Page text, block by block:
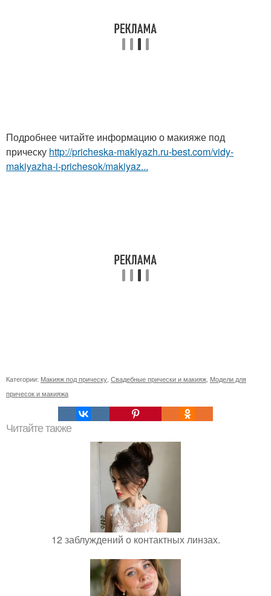
Подробнее читайте информацию о макияже под
прическу http://pricheska-makiyazh.ru-best.com/vidy-
makiyazha-i-prichesok/makiyaz...
Категории: Макияж под прическу Свадебные прически и макияж Модели для
причесок и макияжа
Читайте также
12 заблуждений о контактных линзах.